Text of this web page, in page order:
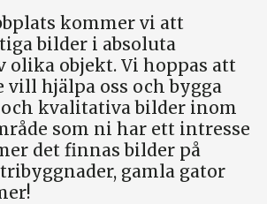
kommer vi att
bilder i absoluta
olika objekt. Vi hoppas att
vill hjälpa oss och bygga
kvalitativa bilder inom
som ni har ett intresse
det finnas bilder på
gamla gator